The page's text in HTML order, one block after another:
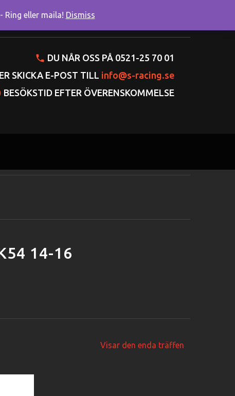
Varukorgen
DU NÅR OSS PÅ 0521-25 70 01
SKICKA E-POST TILL info@s-racing.se
BESÖKSTID EFTER ÖVERENSKOMMELSE
14-16
Visar den enda träffen
Ring eller maila! Dismiss